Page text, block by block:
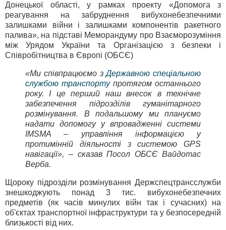
Донецької області, у рамках проекту «Допомога з
реагування на забруднення вибухонебезпечними
залишками війни і залишками компонентів ракетного
палива», на підставі Меморандуму про Взаєморозуміння
між Урядом України та Організацією з безпеки і
Співробітництва в Європі (ОБСЄ)
«Ми співпрацюємо зДержавною спеціальною
службою транспортупротягом останнього
року. І це перший наш внесок в технічне
забезпечення підрозділів гуманітарного
розмінування. В подальшому ми плануємо
надати допомогу у впровадженні системи
IMSMA – управління інформацією у
протимінній діяльності з системою GPS
навігації», – сказав Посол ОБСЄ Вайдотас
Верба.
Щороку підрозділи розмінування Держспецтрансслужби
знешкоджують понад 3 тис. вибухонебезпечних
предметів (як часів минулих війн так і сучасних) на
об'єктах транспортної інфраструктури та у безпосередній
близькості від них.